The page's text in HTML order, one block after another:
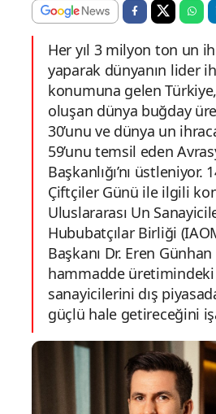
Her yıl 3 milyon ton un
yaparak dünyanın lider
konumuna gelen
oluşan dünya buğday
30’unu ve dünya un
59’unu temsil eden
Başkanlığı’nı üstleniyor.
Çiftçiler Günü ile ilgili
Uluslararası Un
Hububatçılar Birliği
Başkanı Dr. Eren
hammadde
sanayicilerini dış
güçlü hale getireceğini